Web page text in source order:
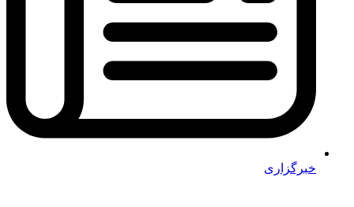
خبرگزاری